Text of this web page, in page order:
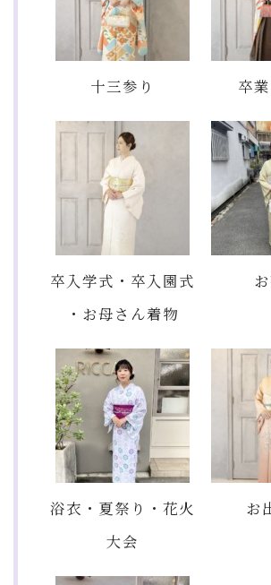
十三参り 卒
卒入学式・卒入園式
・お母さん着物
浴衣・夏祭り・花火
大会
お